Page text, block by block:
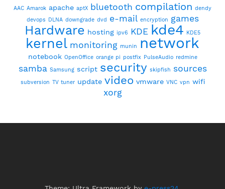
AAC Amarok apache aptX bluetooth compilation dendy
devops
DLNA downgrade dvd e-mail encryption games
Hardware hosting ipv6 KDE kde4 KDE5
kernel monitoring munin network
notebook OpenOffice orange pi postfix PulseAudio redmine
samba Samsung script security skipfish sources
subversion TV tuner update video vmware VNC vpn wifi
xorg